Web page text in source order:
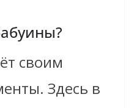
своим
Здесь в